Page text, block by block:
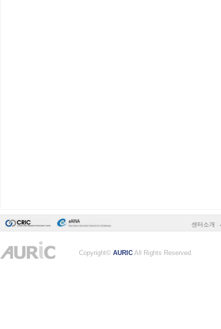
센터소개
Copyright© AURIC All Rights Reserved.